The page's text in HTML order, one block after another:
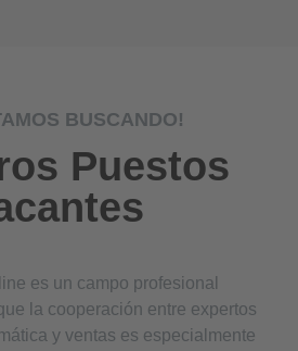
BUSCANDO!
Puestos
es un campo profesional
la cooperación entre expertos
y ventas es especialmente